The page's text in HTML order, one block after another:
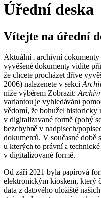
Úřední deska
Vítejte na úřední
Aktuální i archivní dokumenty
vyvěšené dokumenty vidíte
že chcete procházet dříve
2006) nalezenete v sekci
níže výběrem Zobrazit:
variantou je vyhledávání
vědomí, že bohužel historicky
v digitalizavané formě (pohý
bezchybně v nadpisech/
dokumentů. V současné době
u kterých to právní a
v digitalizované formě.
Od září 2021 byla papírová
elektronickým kioskem, který
data z datového uložiště